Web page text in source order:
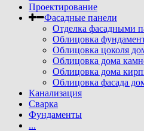
Проектирование
Фасадные панели
Отделка фасадными
Облицовка
Облицовка цоколя
Облицовка дома
Облицовка дома
Облицовка фасада
Канализация
Сварка
Фундаменты
...